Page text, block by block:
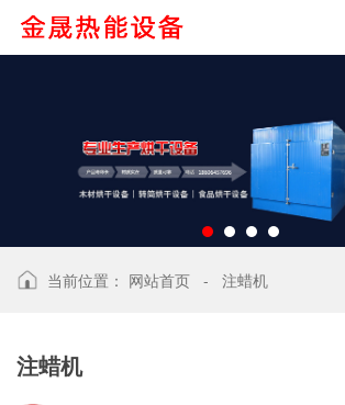
当前位置： 网站首页 - 注蜡机
注蜡机